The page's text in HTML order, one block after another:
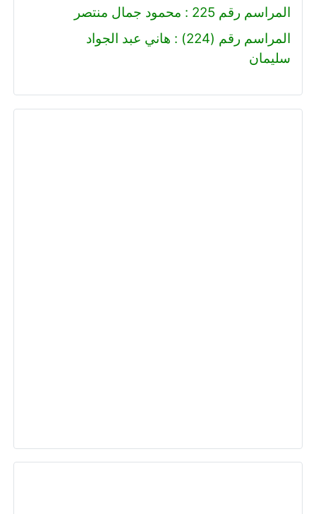
المراسم رقم 225 : محمود جمال منتصر
المراسم رقم (224) : هاني عبد الجواد
سليمان